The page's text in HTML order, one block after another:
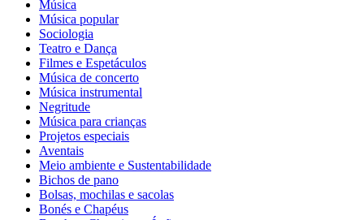
Música
Música popular
Sociologia
Teatro e Dança
Filmes e Espetáculos
Música de concerto
Música instrumental
Negritude
Música para crianças
Projetos especiais
Aventais
Meio ambiente e Sustentabilidade
Bichos de pano
Bolsas, mochilas e sacolas
Bonés e Chapéus